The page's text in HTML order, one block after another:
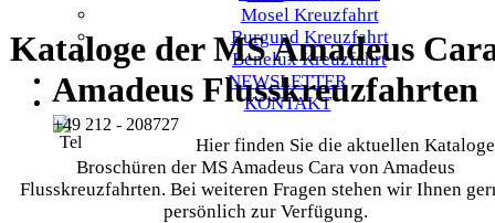
Mosel Kreuzfahrt
Burgund Kreuzfahrt
BeneluxKreuzfahrt
NEWSLETTER
KONTAKT
+49 212 - 208727
Kataloge der MS Amadeus
Amadeus Flusskreuzfahrten
Hier finden Sie die aktuellen
Broschüren der MS Amadeus Cara von Amadeus
Flusskreuzfahrten. Bei weiteren Fragen stehen wir Ihnen
persönlich zur Verfügung.